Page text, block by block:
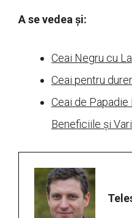
A se vedea și:
Ceai Negru cu
Ceai pentru
Ceai de
Beneficiile și